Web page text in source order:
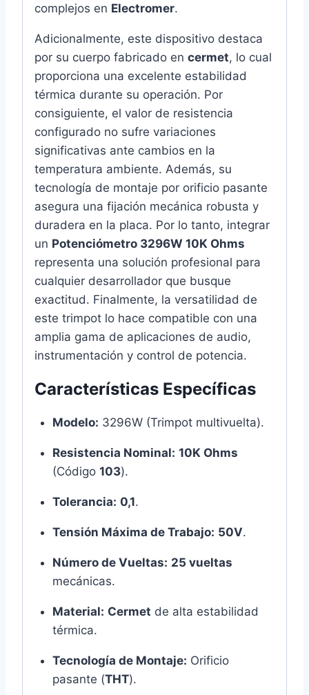
complejos en Electromer.
Adicionalmente, este dispositivo destaca
por su cuerpo fabricado en cermet, lo cual
proporciona una excelente estabilidad
térmica durante su operación. Por
consiguiente, el valor de resistencia
configurado no sufre variaciones
significativas ante cambios en la
temperatura ambiente. Además, su
tecnología de montaje por orificio pasante
asegura una fijación mecánica robusta y
duradera en la placa. Por lo tanto, integrar
un Potenciómetro 3296W 10K Ohms
representa una solución profesional para
cualquier desarrollador que busque
exactitud. Finalmente, la versatilidad de
este trimpot lo hace compatible con una
amplia gama de aplicaciones de audio,
instrumentación y control de potencia.
Características Específicas
Modelo: 3296W (Trimpot multivuelta).
Resistencia Nominal: 10K Ohms
(Código 103).
Tolerancia: 0,1.
Tensión Máxima de Trabajo: 50V.
Número de Vueltas: 25 vueltas
mecánicas.
Material: Cermet de alta estabilidad
térmica.
Tecnología de Montaje: Orificio
pasante (THT).